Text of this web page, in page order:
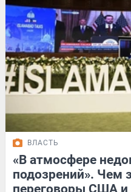
ВЛАСТЬ
«В атмосфере
подозрений». Чем
переговоры США и